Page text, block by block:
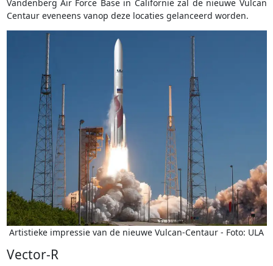
Vandenberg Air Force Base in Californië zal de nieuwe Vulcan
Centaur eveneens vanop deze locaties gelanceerd worden.
Artistieke impressie van de nieuwe Vulcan-Centaur - Foto: ULA
Vector-R